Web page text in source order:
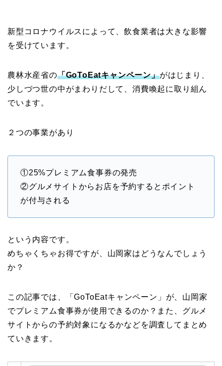
新型コロナウイルスによって、飲食業者は大きな影響
を受けています。
農林水産省の「GoToEatキャンペーン」がはじまり、
少しづつ世の中がまわりだして、消費喚起に取り組ん
でいます。
２つの事業があり
①25%プレミアム食事券の発売
②グルメサイトからお店を予約するとポイント
が付与される
という内容です。
めちゃくちゃお得ですが、山岡家はどうなんでしょう
か？
この記事では、「GoToEatキャンペーン」が、山岡家
でプレミアム食事券が使用できるのか？また、グルメ
サイトからの予約対象になるかなどを調査してまとめ
ていきます。